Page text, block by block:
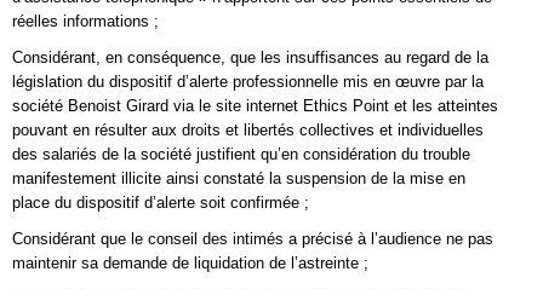
réelles informations ;
Considérant, en conséquence, que les insuffisances au regard de la
législation du dispositif d’alerte professionnelle mis en œuvre par la
société Benoist Girard via le site internet Ethics Point et les atteintes
pouvant en résulter aux droits et libertés collectives et individuelles
des salariés de la société justifient qu’en considération du trouble
manifestement illicite ainsi constaté la suspension de la mise en
place du dispositif d’alerte soit confirmée ;
Considérant que le conseil des intimés a précisé à l’audience ne pas
maintenir sa demande de liquidation de l’astreinte ;